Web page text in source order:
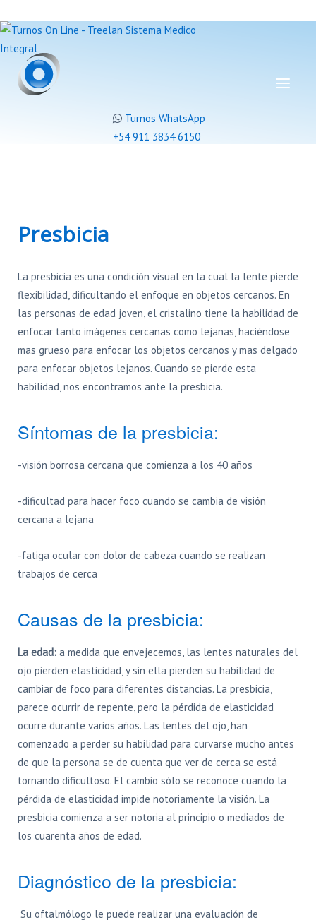
Turnos WhatsApp
+54 911 3834 6150
Presbicia
La presbicia es una condición visual en la cual la lente pierde
flexibilidad, dificultando el enfoque en objetos cercanos. En
las personas de edad joven, el cristalino tiene la habilidad de
enfocar tanto imágenes cercanas como lejanas, haciéndose
mas grueso para enfocar los objetos cercanos y mas delgado
para enfocar objetos lejanos. Cuando se pierde esta
habilidad, nos encontramos ante la presbicia.
Síntomas de la presbicia:
-visión borrosa cercana que comienza a los 40 años
-dificultad para hacer foco cuando se cambia de visión
cercana a lejana
-fatiga ocular con dolor de cabeza cuando se realizan
trabajos de cerca
Causas de la presbicia:
La edad: a medida que envejecemos, las lentes naturales del
ojo pierden elasticidad, y sin ella pierden su habilidad de
cambiar de foco para diferentes distancias. La presbicia,
parece ocurrir de repente, pero la pérdida de elasticidad
ocurre durante varios años. Las lentes del ojo, han
comenzado a perder su habilidad para curvarse mucho antes
de que la persona se de cuenta que ver de cerca se está
tornando dificultoso. El cambio sólo se reconoce cuando la
pérdida de elasticidad impide notoriamente la visión. La
presbicia comienza a ser notoria al principio o mediados de
los cuarenta años de edad.
Diagnóstico de la presbicia:
Su oftalmólogo le puede realizar una evaluación de